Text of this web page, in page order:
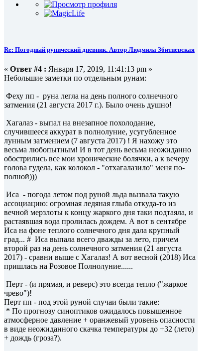
Re: Погодный рунический дневник. Автор Людмила Збитневская
« Ответ #4 : Января 17, 2019, 11:41:13 pm »
Небольшие заметки по отдельным рунам:
Феху пп - руна легла на день полного солнечного
затмения (21 августа 2017 г.). Было очень душно!
Хагалаз - выпал на внезапное похолодание,
случившееся аккурат в полнолуние, усугубленное
лунным затмением (7 августа 2017) ! Я нахожу это
весьма любопытным! И в тот день весьма неожиданно
обострились все мои хронические болячки, а к вечеру
голова гудела, как колокол - "отхагалазило" меня по-
полной)))
Иса - погода летом под руной льда вызвала такую
ассоциацию: огромная ледяная глыба откуда-то из
вечной мерзлоты к концу жаркого дня таки подтаяла, и
растаявшая вода пролилась дождем. А вот в сентябре
Иса на фоне теплого солнечного дня дала крупный
град... # Иса выпала всего дважды за лето, причем
второй раз на день солнечного затмения (21 августа
2017) - сравни выше с Хагалаз! А вот весной (2018) Иса
пришлась на Розовое Полнолуние......
Перт - (и прямая, и реверс) это всегда тепло ("жаркое
чрево")!
Перт пп - под этой руной случаи были такие:
* По прогнозу синоптиков ожидалось повышенное
атмосферное давление + оранжевый уровень опасности
в виде неожиданного скачка температуры до +32 (лето)
+ дождь (гроза?).